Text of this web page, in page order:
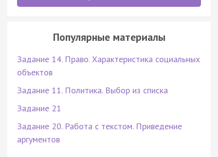
Популярные материалы
Задание 14. Право. Характеристика социальных
объектов
Задание 11. Политика. Выбор из списка
Задание 21
Задание 20. Работа с текстом. Приведение
аргументов